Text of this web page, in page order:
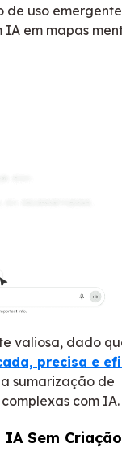
de uso emergente
em mapas
valiosa, dado
precisa e
sumarização de
com IA.
Sem